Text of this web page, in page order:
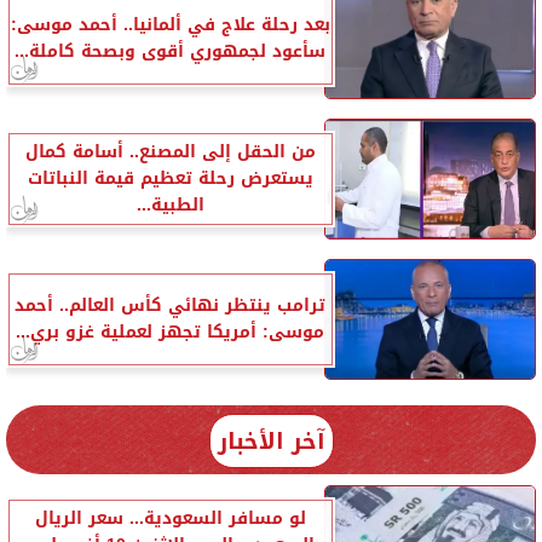
بعد رحلة علاج في ألمانيا.. أحمد موسى:
سأعود لجمهوري أقوى وبصحة كاملة...
من الحقل إلى المصنع.. أسامة كمال
يستعرض رحلة تعظيم قيمة النباتات
الطبية...
ترامب ينتظر نهائي كأس العالم.. أحمد
موسى: أمريكا تجهز لعملية غزو بري...
آخر الأخبار
لو مسافر السعودية... سعر الريال